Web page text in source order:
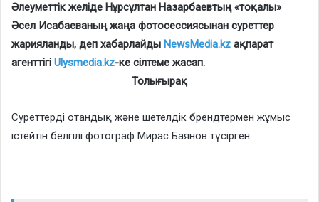
Әлеуметтік желіде Нұрсұлтан Назарбаевтың «тоқалы»
Әсел Исабаеваның жаңа фотосессиясынан суреттер
жарияланды, деп хабарлайды NewsMedia.kz ақпарат
агенттігі Ulysmedia.kz-ке сілтеме жасап.
Толығырақ
Суреттерді отандық және шетелдік брендтермен жұмыс
істейтін белгілі фотограф Мирас Баянов түсірген.